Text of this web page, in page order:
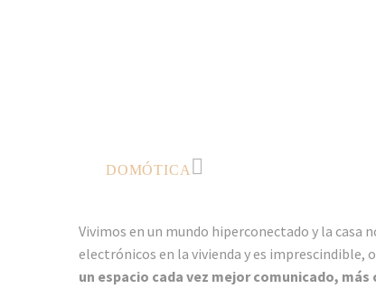
DOMÓTICA
Vivimos en un mundo hiperconectado y la casa
electrónicos en la vivienda y es imprescindible,
un espacio cada vez mejor comunicado,